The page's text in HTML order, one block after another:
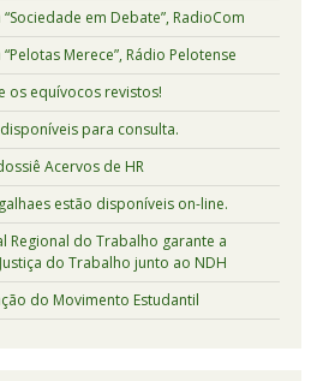
em Debate”, RadioCom
Merece”, Rádio Pelotense
os equívocos revistos!
para consulta.
Acervos de HR
estão disponíveis on-line.
Regional do Trabalho garante a
do Trabalho junto ao NDH
do Movimento Estudantil